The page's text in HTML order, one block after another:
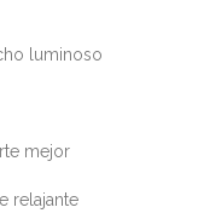
luminoso
mejor
relajante